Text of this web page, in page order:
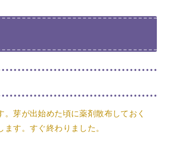
芽が出始めた頃に薬剤散布しておく
す。すぐ終わりました。